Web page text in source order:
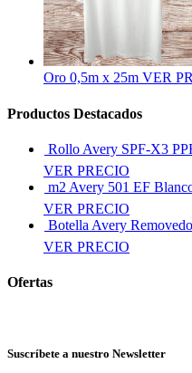
Oro 0,5m x 25m VER
Productos Destacados
Rollo Avery SPF-X3
VER PRECIO
m2 Avery 501 EF
VER PRECIO
Botella Avery
VER PRECIO
Ofertas
Suscríbete a nuestro Newsletter